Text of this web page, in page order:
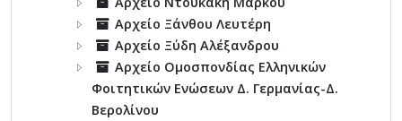
Αρχείο Ξάνθου Λευτέρη
Αρχείο Ξύδη Αλέξανδρου
Αρχείο Ομοσπονδίας Ελληνικών
Φοιτητικών Ενώσεων Δ. Γερμανίας-Δ.
Βερολίνου